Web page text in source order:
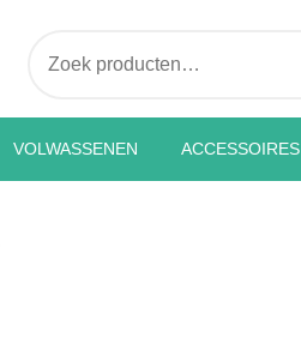
VOLWASSENEN ACCESSOIRES